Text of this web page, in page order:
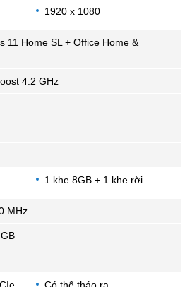
1920 x 1080
11 Home SL + Office Home &
4.2 GHz
1 khe 8GB + 1 khe rời
MHz